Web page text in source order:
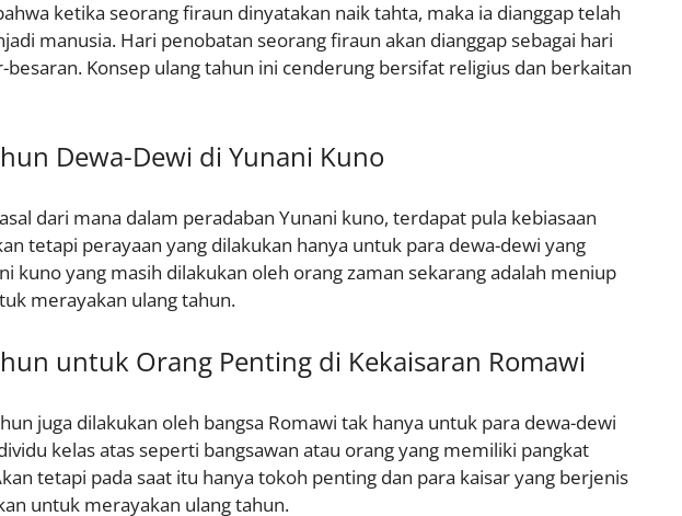
ketika seorang firaun dinyatakan naik tahta, maka ia dianggap telah
manusia. Hari penobatan seorang firaun akan dianggap sebagai hari
besaran. Konsep ulang tahun ini cenderung bersifat religius dan berkaitan
Dewa-Dewi di Yunani Kuno
dari mana dalam peradaban Yunani kuno, terdapat pula kebiasaan
tetapi perayaan yang dilakukan hanya untuk para dewa-dewi yang
kuno yang masih dilakukan oleh orang zaman sekarang adalah meniup
merayakan ulang tahun.
untuk Orang Penting di Kekaisaran Romawi
juga dilakukan oleh bangsa Romawi tak hanya untuk para dewa-dewi
kelas atas seperti bangsawan atau orang yang memiliki pangkat
tetapi pada saat itu hanya tokoh penting dan para kaisar yang berjenis
untuk merayakan ulang tahun.